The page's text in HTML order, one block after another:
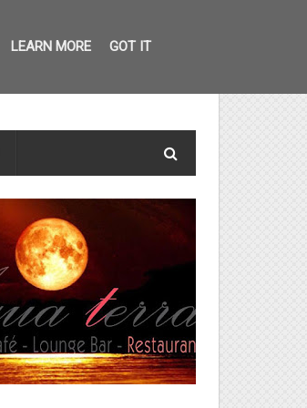
LEARN MORE GOT IT